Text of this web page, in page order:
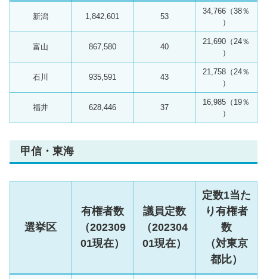
新潟 1,842,601 53
34,766（38％
）
富山 867,580 40
21,690（24％
）
石川 935,591 43
21,758（24％
）
福井 628,446 37
16,985（19％
）
甲信・東海
選挙区
有権者数
（202309
01現在）
議員定数
（202304
01現在）
定数1当た
り有権者
数
（対東京
都比）